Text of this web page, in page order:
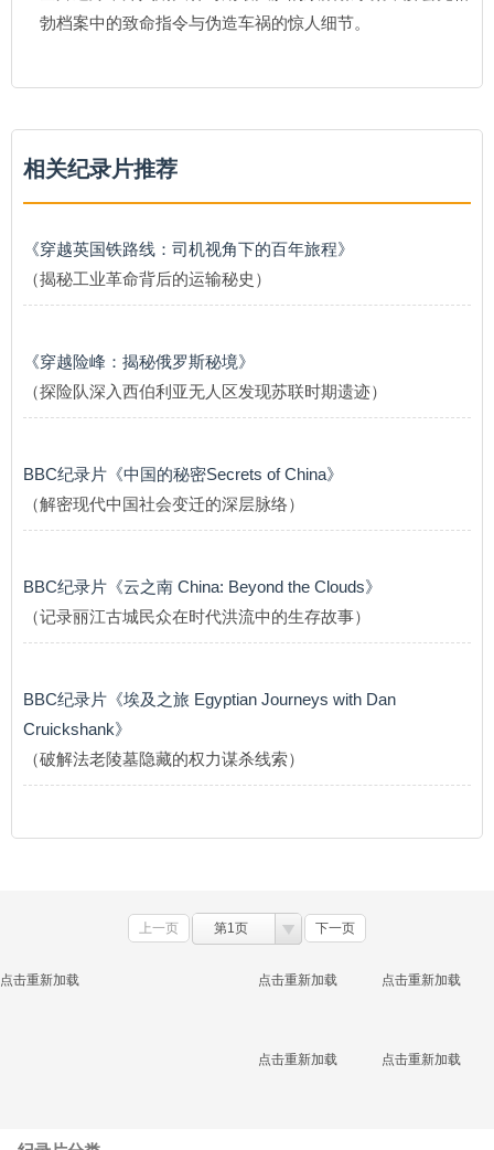
勃档案中的致命指令与伪造车祸的惊人细节。
相关纪录片推荐
《穿越英国铁路线：司机视角下的百年旅程》
（揭秘工业革命背后的运输秘史）
《穿越险峰：揭秘俄罗斯秘境》
（探险队深入西伯利亚无人区发现苏联时期遗迹）
BBC纪录片《中国的秘密Secrets of China》
（解密现代中国社会变迁的深层脉络）
BBC纪录片《云之南 China: Beyond the Clouds》
（记录丽江古城民众在时代洪流中的生存故事）
BBC纪录片《埃及之旅 Egyptian Journeys with Dan
Cruickshank》
（破解法老陵墓隐藏的权力谋杀线索）
上一页 第1页 下一页
点击重新加载 点击重新加载 点击重新加载
点击重新加载 点击重新加载